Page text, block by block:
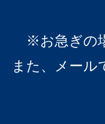
※お急ぎの
また、メール